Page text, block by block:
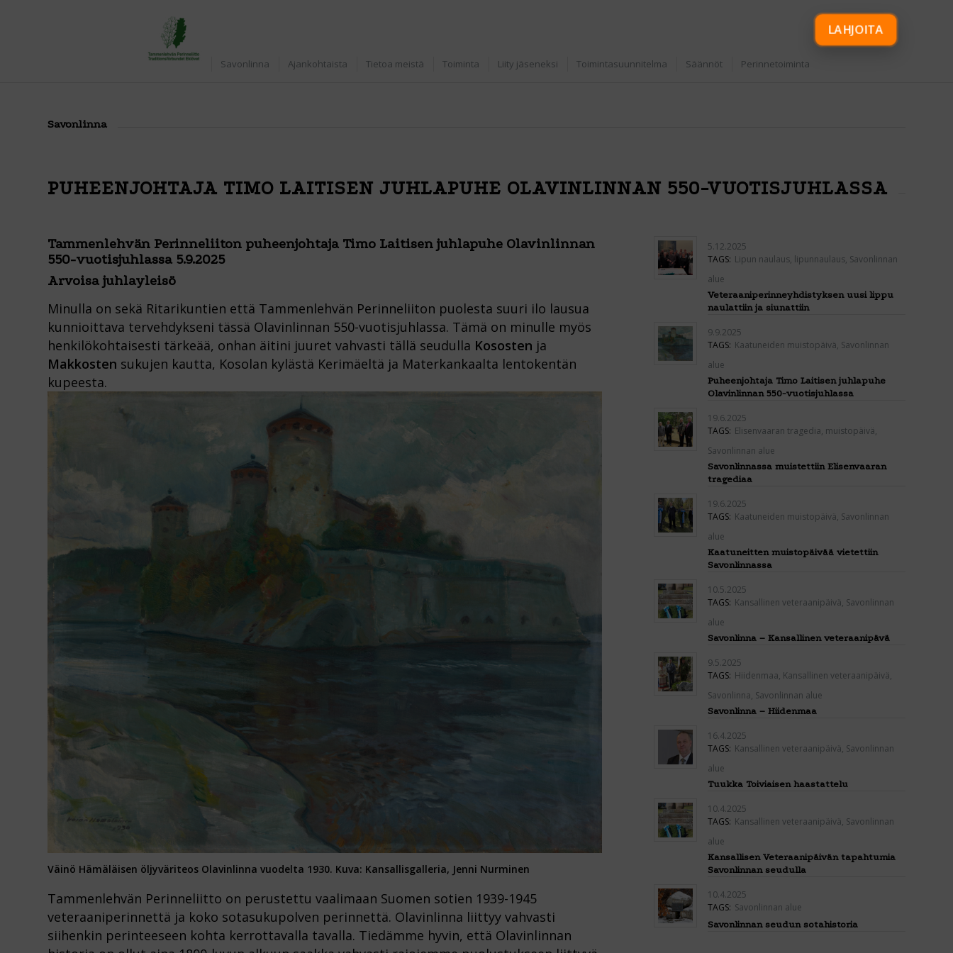
Savonlinna Ajankohtaista Tietoa meistä Toiminta Liity jäseneksi Toimintasuunnitelma Säännöt Perinnetoiminta
Savonlinna
PUHEENJOHTAJA TIMO LAITISEN JUHLAPUHE OLAVINLINNAN 550-VUOTISJUHLASSA
Tammenlehvän Perinneliiton puheenjohtaja Timo Laitisen juhlapuhe Olavinlinnan
550-vuotisjuhlassa 5.9.2025
Arvoisa juhlayleisö
Minulla on sekä Ritarikuntien että Tammenlehvän Perinneliiton puolesta suuri ilo lausua
kunnioittava tervehdykseni tässä Olavinlinnan 550-vuotisjuhlassa. Tämä on minulle myös
henkilökohtaisesti tärkeää, onhan äitini juuret vahvasti tällä seudulla Kososten ja
Makkosten sukujen kautta, Kosolan kylästä Kerimäeltä ja Materkankaalta lentokentän
kupeesta.
Väinö Hämäläisen öljyväriteos Olavinlinna vuodelta 1930. Kuva: Kansallisgalleria, Jenni Nurminen
Tammenlehvän Perinneliitto on perustettu vaalimaan Suomen sotien 1939-1945
veteraaniperinnettä ja koko sotasukupolven perinnettä. Olavinlinna liittyy vahvasti
siihenkin perinteeseen kohta kerrottavalla tavalla. Tiedämme hyvin, että Olavinlinnan
5.12.2025
TAGS: Lipun naulaus, lipunnaulaus, Savonlinnan
alue
Veteraaniperinneyhdistyksen uusi lippu
naulattiin ja siunattiin
9.9.2025
TAGS: Kaatuneiden muistopäivä, Savonlinnan
alue
Puheenjohtaja Timo Laitisen juhlapuhe
Olavinlinnan 550-vuotisjuhlassa
19.6.2025
TAGS: Elisenvaaran tragedia, muistopäivä,
Savonlinnan alue
Savonlinnassa muistettiin Elisenvaaran
tragediaa
19.6.2025
TAGS: Kaatuneiden muistopäivä, Savonlinnan
alue
Kaatuneitten muistopäivää vietettiin
Savonlinnassa
10.5.2025
TAGS: Kansallinen veteraanipäivä, Savonlinnan
alue
Savonlinna – Kansallinen veteraanipävä
9.5.2025
TAGS: Hiidenmaa, Kansallinen veteraanipäivä,
Savonlinna, Savonlinnan alue
Savonlinna – Hiidenmaa
16.4.2025
TAGS: Kansallinen veteraanipäivä, Savonlinnan
alue
Tuukka Toiviaisen haastattelu
10.4.2025
TAGS: Kansallinen veteraanipäivä, Savonlinnan
alue
Kansallisen Veteraanipäivän tapahtumia
Savonlinnan seudulla
10.4.2025
TAGS: Savonlinnan alue
Savonlinnan seudun sotahistoria
LAHJOITA